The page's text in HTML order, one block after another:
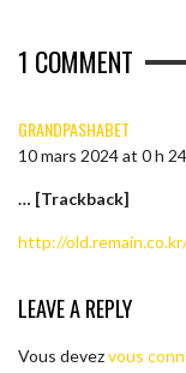
1 COMMENT
GRANDPASHABET
10 mars 2024 at 0 h
… [Trackback]
http://
LEAVE A REPLY
Vous devezvous